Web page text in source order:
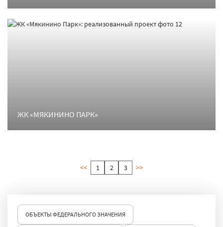
ЖК «МЯКИНИНО ПАРК»
<< 1 2 3 >>
ОБЪЕКТЫ ФЕДЕРАЛЬНОГО ЗНАЧЕНИЯ